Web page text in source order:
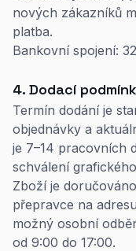
nových zákazníků
platba.
Bankovní spojení:
4. Dodací
Termín dodání je
objednávky a
je 7–14 pracovních
schválení
Zboží je
přepravce na
možný osobní
od 9:00 do 17:00.